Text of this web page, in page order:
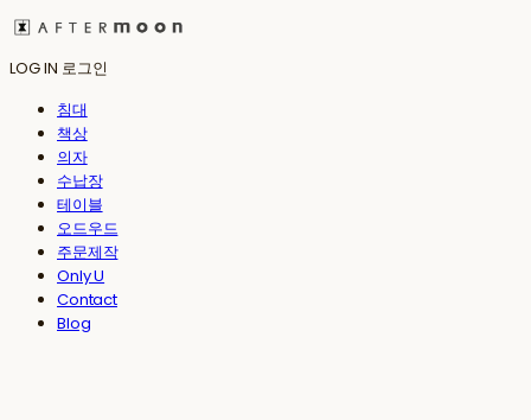
LOG IN 로그인
침대
책상
의자
수납장
테이블
오드우드
주문제작
Only U
Contact
Blog